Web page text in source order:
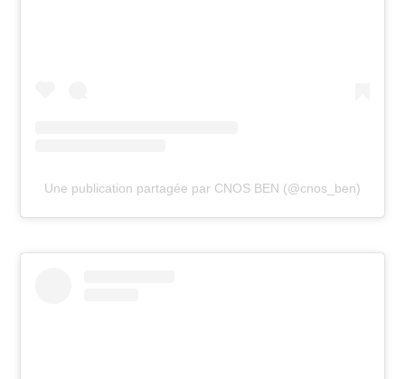
Une publication partagée par CNOS BEN (@cnos_ben)